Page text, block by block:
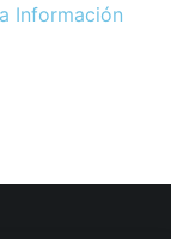
Información